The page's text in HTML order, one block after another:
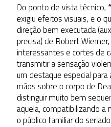
Do ponto de vista técnico,
exigiu efeitos visuais, e o
direção bem executada
precisa) de Robert
interessantes e cortes de
transmitir a sensação
um destaque especial
mãos sobre o corpo de
distinguir muito bem
aquela, compatibilizando a
o público familiar do seriado.